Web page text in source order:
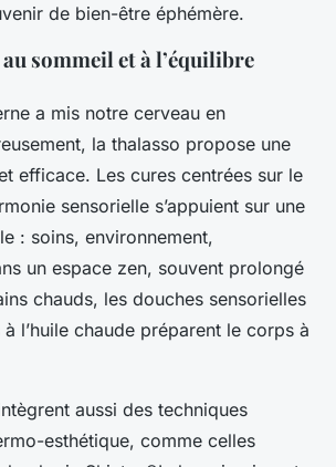
de bien-être éphémère.
sommeil et à l’équilibre
a mis notre cerveau en
la thalasso propose une
efficace. Les cures centrées sur le
sensorielle s’appuient sur une
: soins, environnement,
un espace zen, souvent prolongé
chauds, les douches sensorielles
l’huile chaude préparent le corps à
aussi des techniques
esthétique, comme celles